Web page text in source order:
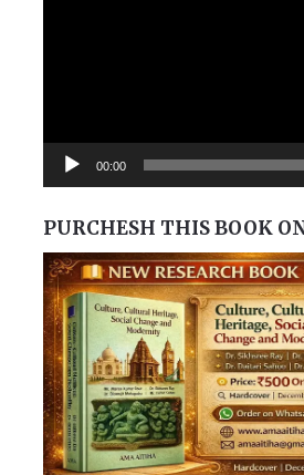
00:00
PURCHESH THIS BOOK